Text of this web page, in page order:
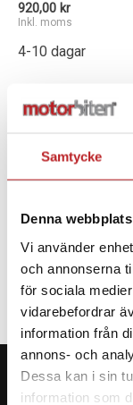
Samtycke
Denna
Vi använder
och annonserna
för sociala
vidarebefordrar
information från
annons- och
Dessa kan i sin
information som
920,00 kr
Inkl. moms
4-10 dagar
- +